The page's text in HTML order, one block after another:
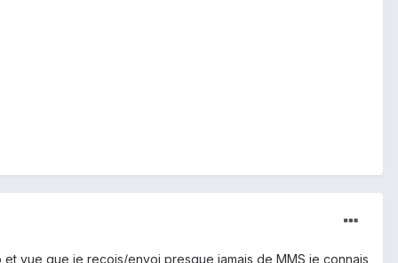
vue que je reçois/envoi presque jamais de MMS je connais